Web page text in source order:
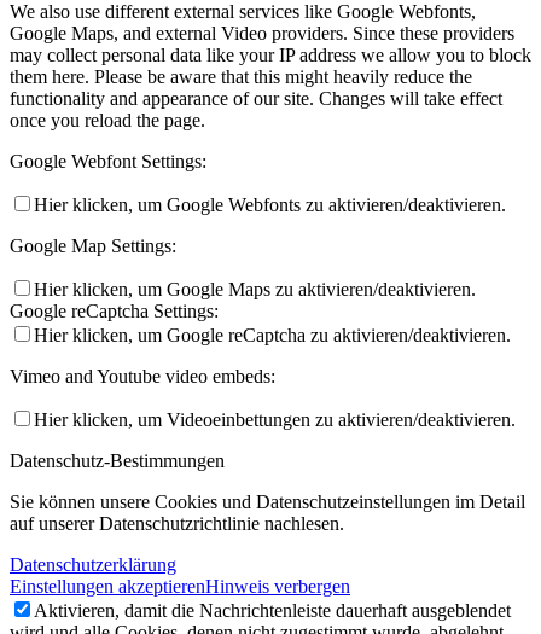
We also use different external services like Google Webfonts,
Google Maps, and external Video providers. Since these providers
may collect personal data like your IP address we allow you to block
them here. Please be aware that this might heavily reduce the
functionality and appearance of our site. Changes will take effect
once you reload the page.
Google Webfont Settings:
Hier klicken, um Google Webfonts zu aktivieren/deaktivieren.
Google Map Settings:
Hier klicken, um Google Maps zu aktivieren/deaktivieren.
Google reCaptcha Settings:
Hier klicken, um Google reCaptcha zu aktivieren/deaktivieren.
Vimeo and Youtube video embeds:
Hier klicken, um Videoeinbettungen zu aktivieren/deaktivieren.
Datenschutz-Bestimmungen
Sie können unsere Cookies und Datenschutzeinstellungen im Detail
auf unserer Datenschutzrichtlinie nachlesen.
Datenschutzerklärung
Einstellungen akzeptierenHinweis verbergen
Aktivieren, damit die Nachrichtenleiste dauerhaft ausgeblendet